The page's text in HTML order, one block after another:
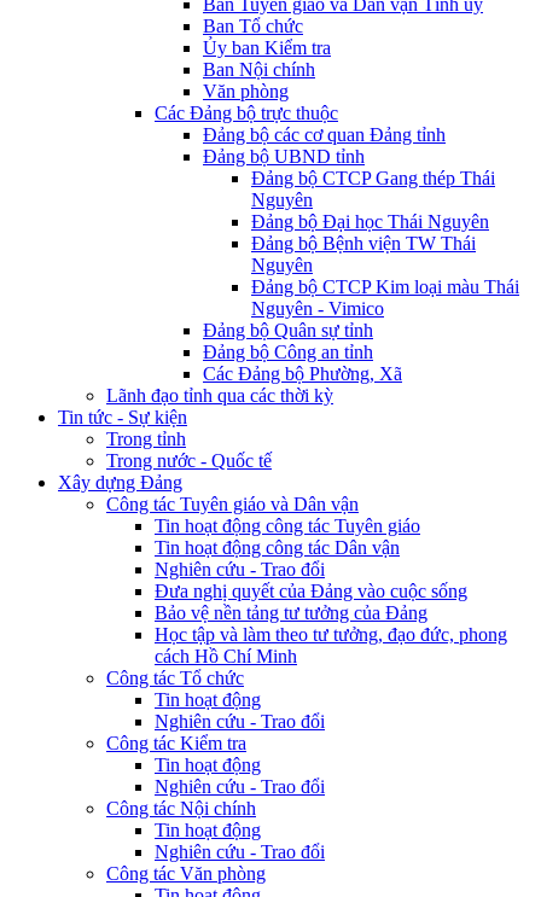
Ban Tổ chức
Ủy ban Kiểm tra
Ban Nội chính
Văn phòng
Các Đảng bộ trực thuộc
Đảng bộ các cơ quan Đảng tỉnh
Đảng bộ UBND tỉnh
Đảng bộ CTCP Gang thép Thái
Nguyên
Đảng bộ Đại học Thái Nguyên
Đảng bộ Bệnh viện TW Thái
Nguyên
Đảng bộ CTCP Kim loại màu Thái
Nguyên - Vimico
Đảng bộ Quân sự tỉnh
Đảng bộ Công an tỉnh
Các Đảng bộ Phường, Xã
Lãnh đạo tỉnh qua các thời kỳ
Tin tức - Sự kiện
Trong tỉnh
Trong nước - Quốc tế
Xây dựng Đảng
Công tác Tuyên giáo và Dân vận
Tin hoạt động công tác Tuyên giáo
Tin hoạt động công tác Dân vận
Nghiên cứu - Trao đổi
Đưa nghị quyết của Đảng vào cuộc sống
Bảo vệ nền tảng tư tưởng của Đảng
Học tập và làm theo tư tưởng, đạo đức, phong
cách Hồ Chí Minh
Công tác Tổ chức
Tin hoạt động
Nghiên cứu - Trao đổi
Công tác Kiểm tra
Tin hoạt động
Nghiên cứu - Trao đổi
Công tác Nội chính
Tin hoạt động
Nghiên cứu - Trao đổi
Công tác Văn phòng